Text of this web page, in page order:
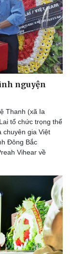
nguyện
Thanh (xã Ia
tổ chức trọng thể
chuyên gia Việt
Đông Bắc
Vihear về